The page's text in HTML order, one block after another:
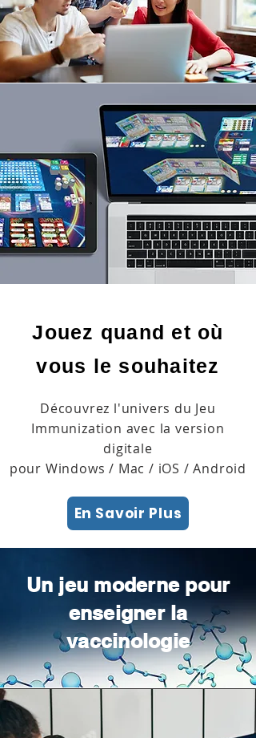
Jouez quand et où
vous le souhaitez
Découvrez l'univers du Jeu
Immunization avec la version
digitale
pour Windows / Mac / iOS / Android
En Savoir Plus
Un jeu moderne pour
enseigner la
vaccinologie